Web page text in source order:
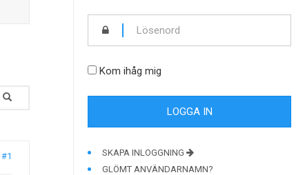
#1
Kom ihåg mig
SKAPA INLOGGNING
GLÖMT ANVÄNDARNAMN?